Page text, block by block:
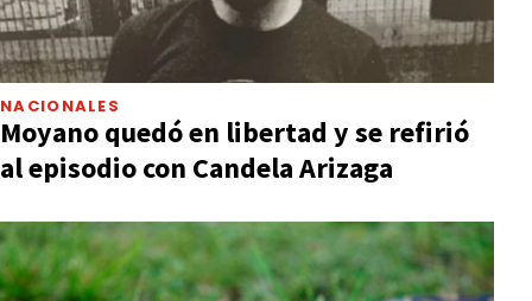
NACIONALES
Moyano quedó en libertad y se refirió
al episodio con Candela Arizaga